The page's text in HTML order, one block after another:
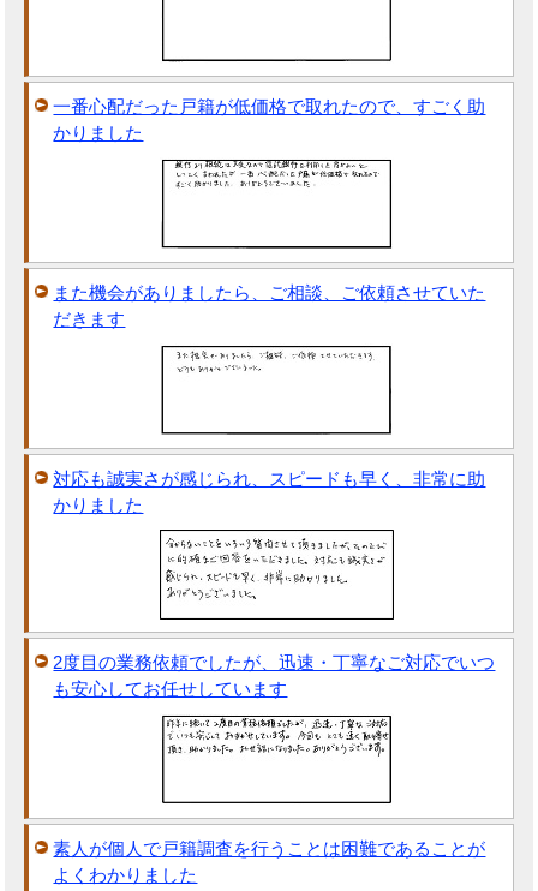
一番心配だった戸籍が低価格で取れたので、すごく助
かりました
また機会がありましたら、ご相談、ご依頼させていた
だきます
対応も誠実さが感じられ、スピードも早く、非常に助
かりました
2度目の業務依頼でしたが、迅速・丁寧なご対応でいつ
も安心してお任せしています
素人が個人で戸籍調査を行うことは困難であることが
よくわかりました